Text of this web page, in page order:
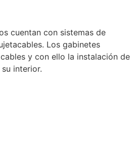
cuentan con sistemas de
Los gabinetes
y con ello la instalación de
interior.